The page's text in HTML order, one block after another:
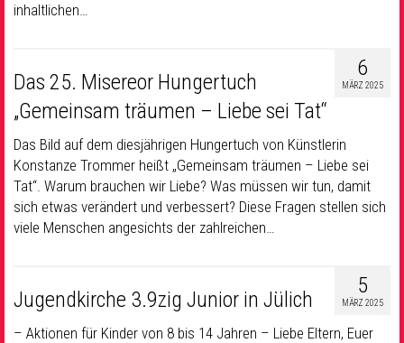
inhaltlichen…
6
MÄRZ 2025
Das 25. Misereor Hungertuch
„Gemeinsam träumen – Liebe sei Tat“
Das Bild auf dem diesjährigen Hungertuch von Künstlerin
Konstanze Trommer heißt „Gemeinsam träumen – Liebe sei
Tat“. Warum brauchen wir Liebe? Was müssen wir tun, damit
sich etwas verändert und verbessert? Diese Fragen stellen sich
viele Menschen angesichts der zahlreichen…
5
MÄRZ 2025
Jugendkirche 3.9zig Junior in Jülich
– Aktionen für Kinder von 8 bis 14 Jahren – Liebe Eltern, Euer